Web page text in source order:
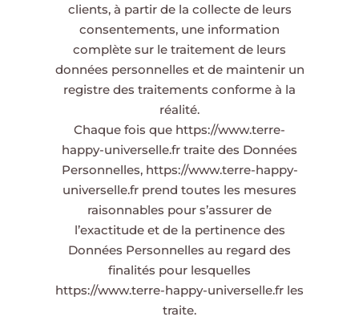
clients, à partir de la collecte de leurs
consentements, une information
complète sur le traitement de leurs
données personnelles et de maintenir un
registre des traitements conforme à la
réalité.
Chaque fois que https://www.terre-
happy-universelle.fr traite des Données
Personnelles, https://www.terre-happy-
universelle.fr prend toutes les mesures
raisonnables pour s’assurer de
l’exactitude et de la pertinence des
Données Personnelles au regard des
finalités pour lesquelles
https://www.terre-happy-universelle.fr les
traite.